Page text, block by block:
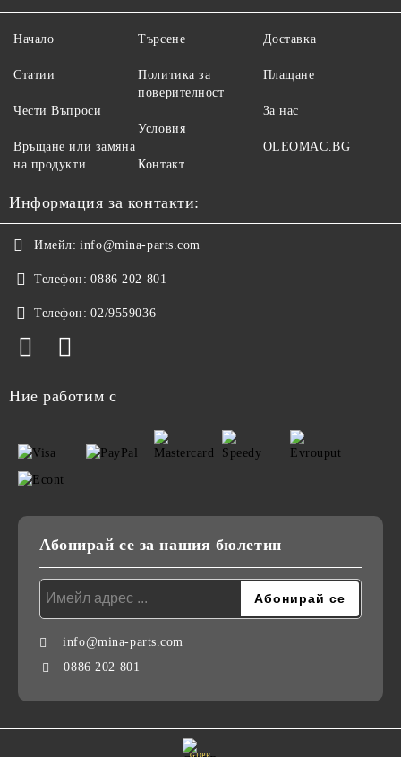
Начало
Статии
Чести Въпроси
Връщане или замяна
на продукти
Търсене
Политика за
поверителност
Условия
Контакт
Доставка
Плащане
За нас
OLEOMAC.BG
Информация за контакти:
Имейл: info@mina-parts.com
Телефон: 0886 202 801
Телефон: 02/9559036
Ние работим с
Абонирай се за нашия бюлетин
info@mina-parts.com
0886 202 801